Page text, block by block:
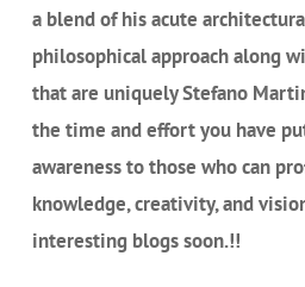
a blend of his acute
philosophical approach along
that are uniquely Stefano
the time and effort you have
awareness to those who can
knowledge, creativity, and
interesting blogs soon.!!